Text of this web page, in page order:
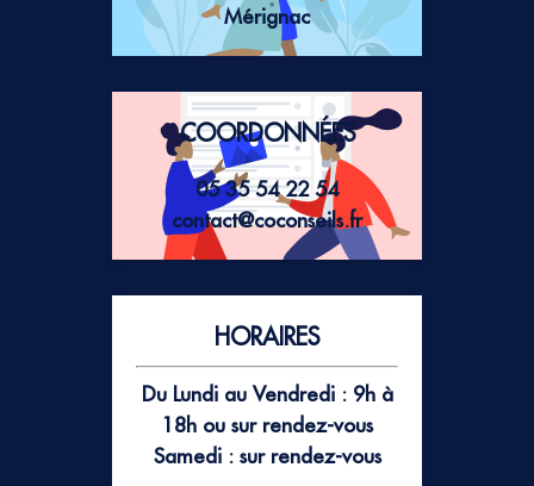
Mérignac
COORDONNÉES
05 35 54 22 54
contact@coconseils.fr
HORAIRES
Du Lundi au Vendredi : 9h à
18h ou sur rendez-vous
Samedi : sur rendez-vous